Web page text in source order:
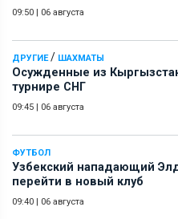
09:50 | 06 августа
ДРУГИЕ/ ШАХМАТЫ
Осужденные из
турнире СНГ
09:45 | 06 августа
ФУТБОЛ
Узбекский нападающий
перейти в новый клуб
09:40 | 06 августа